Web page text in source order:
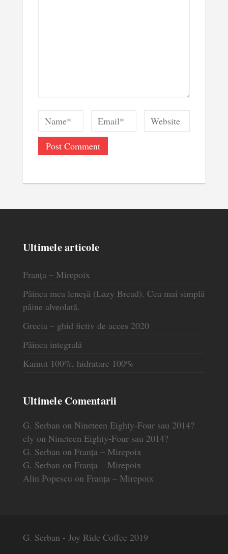
Ultimele articole
Franța – Mirepoix
Pâinea mea leneșă (Lazy Bread). Cea mai simplă
pâine alveolată.
Grecia – ghid fictiv de acces 2020
Pâinea integrală
Kamut 100%, hidratare 100%
Ultimele Comentarii
G. Serban on Nineteen Eighty-Four sau 2014?
ely on Nineteen Eighty-Four sau 2014?
G. Serban on Franța – Mirepoix
G. Serban on Franța – Mirepoix
Alin Popescu on Franța – Mirepoix
G. Serban - Joy Ride Coffee 2019